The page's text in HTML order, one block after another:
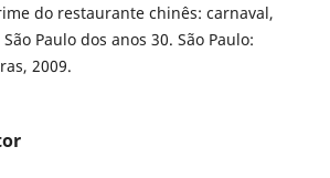
do restaurante chinês: carnaval,
Paulo dos anos 30. São Paulo:
2009.